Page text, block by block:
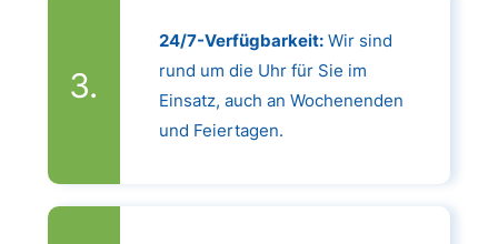
24/7-Verfügbarkeit:Wir sind
rund um die Uhr für Sie im
Einsatz, auch an Wochenenden
und Feiertagen.